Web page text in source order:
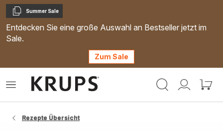
Kopieren
Summer Sale
Entdecken Sie eine große Auswahl an Bestseller jetzt im
Sale.
Zum Sale
Mein
Mein
Das
Rezepte Übersicht